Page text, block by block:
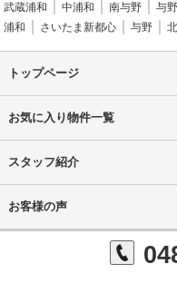
武蔵浦和 中浦和 南与野 与
浦和
さいたま新都心 与野
トップページ
お気に入り物件一覧
スタッフ紹介
お客様の声